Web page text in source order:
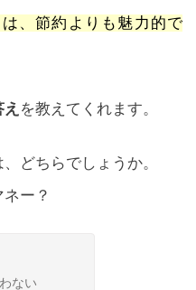
、節約よりも魅力的で
を教えてくれます。
どちらでしょうか。
ー？
ない